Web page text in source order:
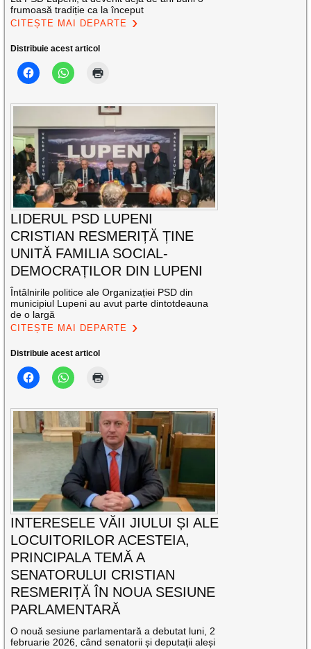
frumoasă tradiție ca la început
CITEȘTE MAI DEPARTE
Distribuie acest articol
LIDERUL PSD LUPENI
CRISTIAN RESMERIȚĂ ȚINE
UNITĂ FAMILIA SOCIAL-
DEMOCRAȚILOR DIN LUPENI
Întâlnirile politice ale Organizației PSD din
municipiul Lupeni au avut parte dintotdeauna
de o largă
CITEȘTE MAI DEPARTE
Distribuie acest articol
INTERESELE VĂII JIULUI ȘI ALE
LOCUITORILOR ACESTEIA,
PRINCIPALA TEMĂ A
SENATORULUI CRISTIAN
RESMERIȚĂ ÎN NOUA SESIUNE
PARLAMENTARĂ
O nouă sesiune parlamentară a debutat luni, 2
februarie 2026, când senatorii și deputații aleși